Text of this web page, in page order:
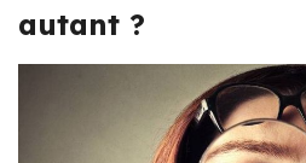
autant ?